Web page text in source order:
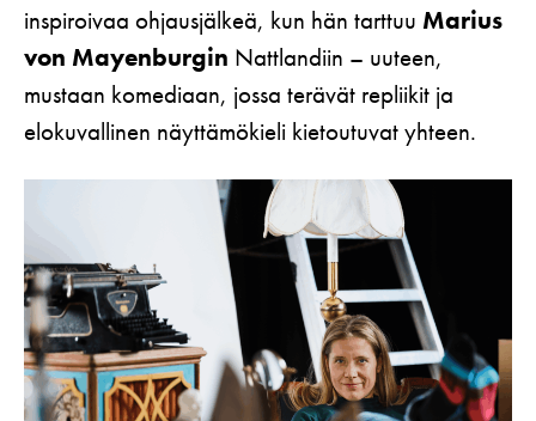
Medialle
Svenska Teatern Live
inspiroivaa ohjausjälkeä, kun hän tarttuu Marius
von Mayenburgin Nattlandiin – uuteen,
mustaan komediaan, jossa terävät repliikit ja
elokuvallinen näyttämökieli kietoutuvat yhteen.